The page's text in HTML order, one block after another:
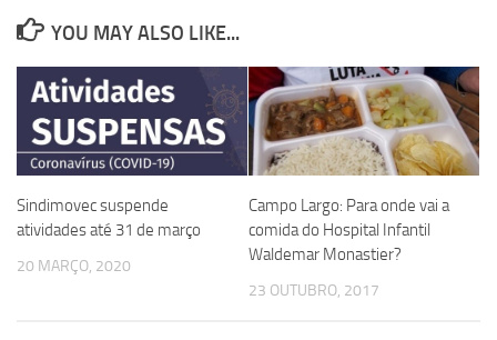
YOU MAY ALSO LIKE...
Sindimovec suspende
atividades até 31 de março
20 MARÇO, 2020
Campo Largo: Para onde vai a
comida do Hospital Infantil
Waldemar Monastier?
23 OUTUBRO, 2017